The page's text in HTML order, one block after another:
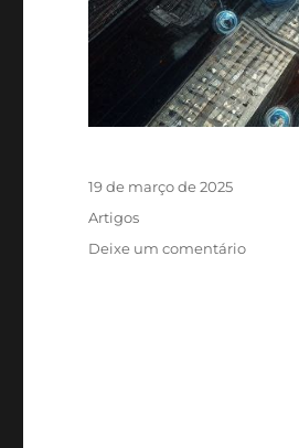
Publicado
em
19 de março de 2025
Categorias
Artigos
Deixe um comentárioem